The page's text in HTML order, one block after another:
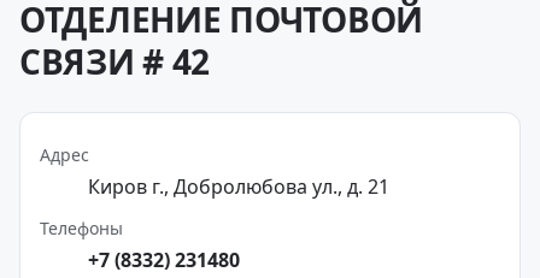
ОТДЕЛЕНИЕ ПОЧТОВОЙ
СВЯЗИ # 42
Адрес
Киров г., Добролюбова ул., д. 21
Телефоны
+7 (8332) 231480